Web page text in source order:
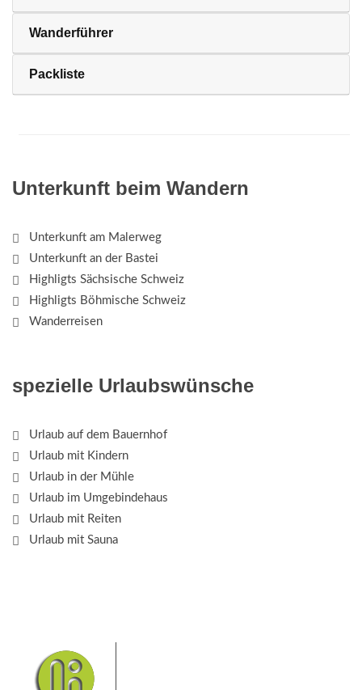
Wanderführer
Packliste
Unterkunft beim Wandern
Unterkunft am Malerweg
Unterkunft an der Bastei
Highligts Sächsische Schweiz
Highligts Böhmische Schweiz
Wanderreisen
spezielle Urlaubswünsche
Urlaub auf dem Bauernhof
Urlaub mit Kindern
Urlaub in der Mühle
Urlaub im Umgebindehaus
Urlaub mit Reiten
Urlaub mit Sauna